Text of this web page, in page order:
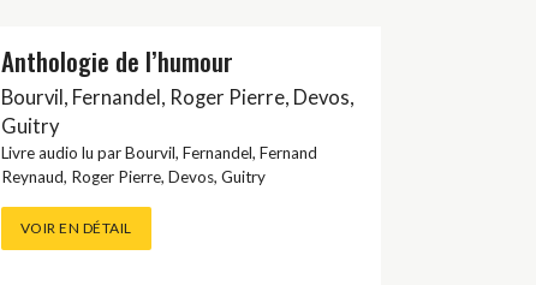
ESPIONNAGE
ESSAIS / DOCUMENT
HISTOIRE
HISTOIRE / DOCUMENT
Anthologie de l’humour
Bourvil, Fernandel, Roger Pierre, Devos,
Guitry
Livre audio lu parBourvil, Fernandel, Fernand
Reynaud, Roger Pierre, Devos, Guitry
VOIR EN DÉTAIL